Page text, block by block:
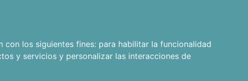
con los siguientes fines: para habilitar la funcionalidad
y servicios y personalizar las interacciones de